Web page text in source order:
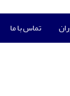
تماس با ما